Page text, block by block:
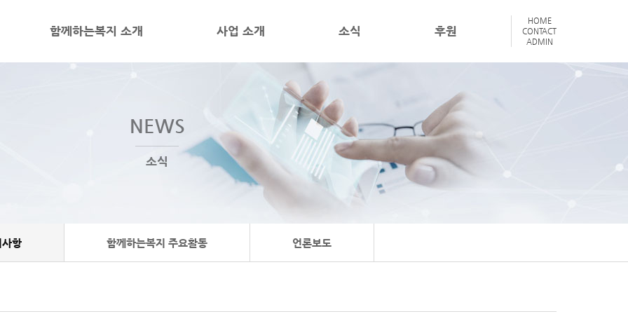
함께하는복지 소개 사업 소개 소식 후원
HOME
CONTACT
ADMIN
NEWS
소식
항 함께하는복지 주요활동 언론보도